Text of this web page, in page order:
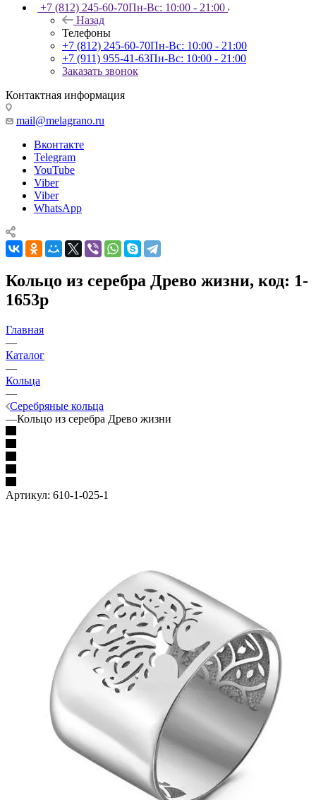
+7 (812) 245-60-70Пн-Вс: 10:00 - 21:00
Назад
Телефоны
+7 (812) 245-60-70Пн-Вс: 10:00 - 21:00
+7 (911) 955-41-63Пн-Вс: 10:00 - 21:00
Заказать звонок
Контактная информация
mail@melagrano.ru
Вконтакте
Telegram
YouTube
Viber
Viber
WhatsApp
Кольцо из серебра Древо жизни, код: 1-
1653р
Главная
—
Каталог
—
Кольца
—
Серебряные кольца
—Кольцо из серебра Древо жизни
Артикул: 610-1-025-1